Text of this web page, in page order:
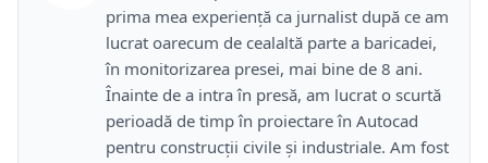
prima mea experiență ca jurnalist după ce am
lucrat oarecum de cealaltă parte a baricadei,
în monitorizarea presei, mai bine de 8 ani.
Înainte de a intra în presă, am lucrat o scurtă
perioadă de timp în proiectare în Autocad
pentru construcții civile și industriale. Am fost